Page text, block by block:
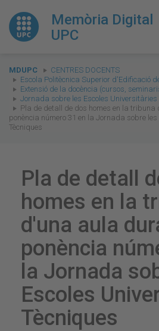
Memòria Digital
UPC
You
are
here:
MDUPC
CENTRES DOCENTS
Escola Politècnica Superior d'Edificació
Extensió de la docència (cursos,
Jornada sobre les Escoles Universitàries
Pla de detall de dos homes en la
ponència número 31 en la Jornada sobre
Tècniques
Pla de detall
homes en la
d'una aula
ponència
la Jornada
Escoles
Tècniques